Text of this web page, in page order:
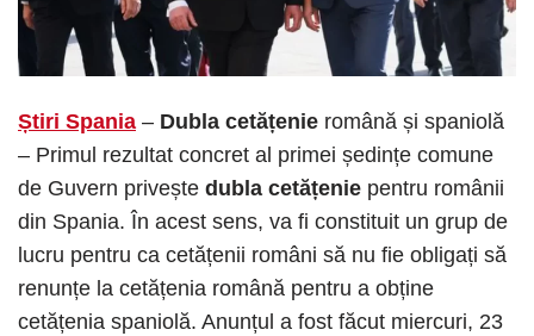
Știri Spania – Dubla cetățenie română și spaniolă
– Primul rezultat concret al primei ședințe comune
de Guvern privește dubla cetățenie pentru românii
din Spania. În acest sens, va fi constituit un grup de
lucru pentru ca cetățenii români să nu fie obligați să
renunțe la cetățenia română pentru a obține
cetățenia spaniolă. Anunțul a fost făcut miercuri, 23